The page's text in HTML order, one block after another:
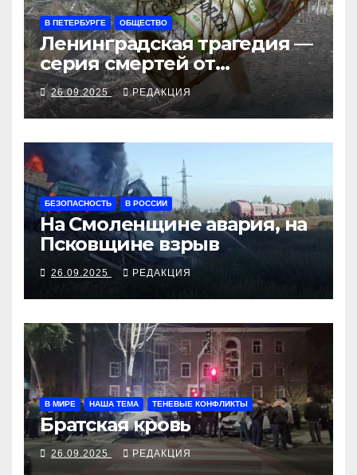
В ПЕТЕРБУРГЕ ОБЩЕСТВО
Ленинградская трагедия —
серия смертей от
алкосуррогата
26.09.2025 РЕДАКЦИЯ
БЕЗОПАСНОСТЬ В РОССИИ
На Смоленщине авария, на
Псковщине взрыв
26.09.2025 РЕДАКЦИЯ
В МИРЕ НАША ТЕМА ТЕНЕВЫЕ КОНФЛИКТЫ
Братская кровь
26.09.2025 РЕДАКЦИЯ